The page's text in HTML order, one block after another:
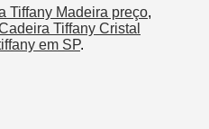
Tiffany Madeira preço,
Tiffany Cristal
em SP.